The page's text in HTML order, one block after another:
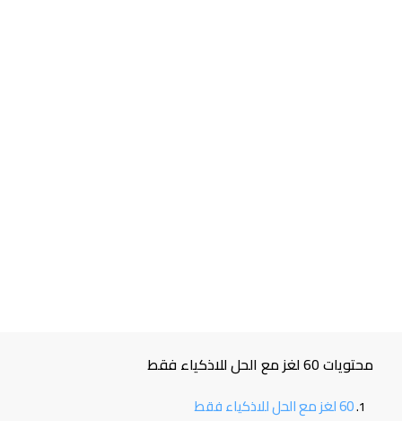
محتويات 60 لغز مع الحل للاذكياء فقط
60 لغز مع الحل للاذكياء فقط